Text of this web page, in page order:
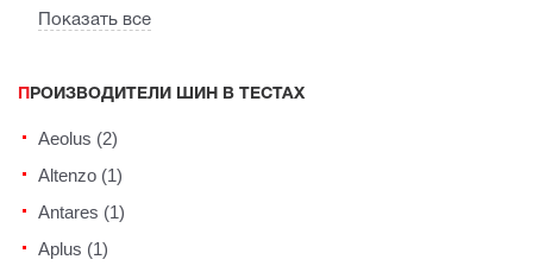
Показать все
ПРОИЗВОДИТЕЛИ ШИН В ТЕСТАХ
Aeolus (2)
Altenzo (1)
Antares (1)
Aplus (1)